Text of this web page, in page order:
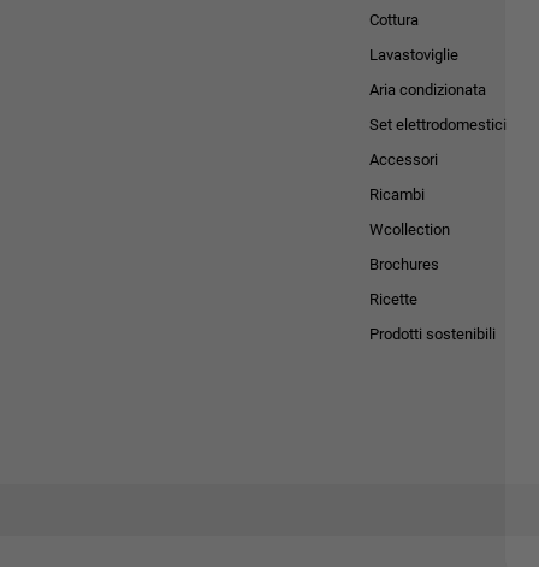
Cottura
Lavastoviglie
Aria condizionata
Set elettrodomestici
Accessori
Ricambi
Wcollection
Brochures
Ricette
Prodotti sostenibili